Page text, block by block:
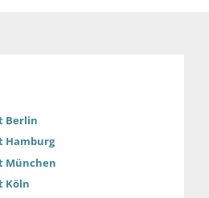
Berlin
Hamburg
München
Köln